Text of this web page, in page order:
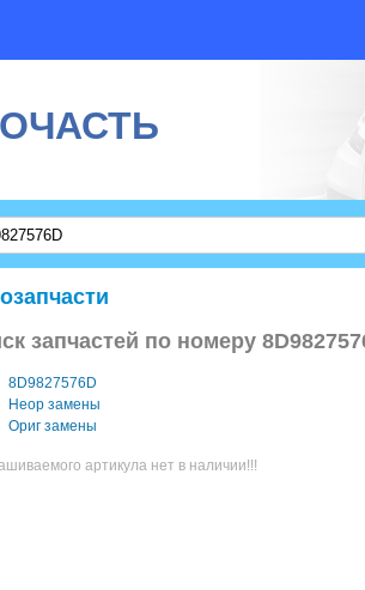
запчастей по номеру
8D9827576D
Неор замены
Ориг замены
артикула нет в наличии!!!